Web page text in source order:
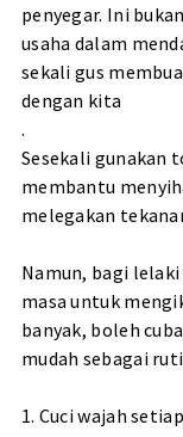
penyegar. Ini
usaha dalam
sekali gus
dengan kita
.
Sesekali gunakan
membantu
melegakan
Namun, bagi
masa untuk
banyak, boleh
mudah sebagai
1. Cuci wajah